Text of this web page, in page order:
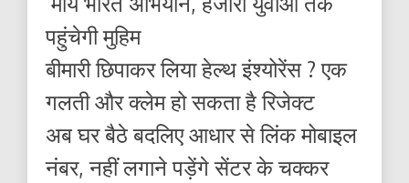
पहुंचेगी मुहिम
बीमारी छिपाकर लिया हेल्थ इंश्योरेंस ? एक
गलती और क्लेम हो सकता है रिजेक्ट
अब घर बैठे बदलिए आधार से लिंक मोबाइल
नंबर, नहीं लगाने पड़ेंगे सेंटर के चक्कर